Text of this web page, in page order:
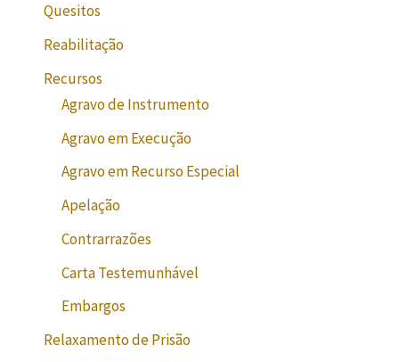
Quesitos
Reabilitação
Recursos
Agravo de Instrumento
Agravo em Execução
Agravo em Recurso Especial
Apelação
Contrarrazões
Carta Testemunhável
Embargos
Relaxamento de Prisão